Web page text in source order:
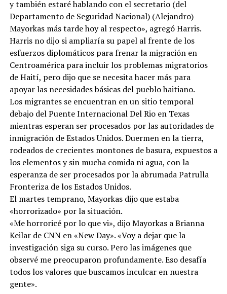
y también estaré hablando con el secretario (del
Departamento de Seguridad Nacional) (Alejandro)
Mayorkas más tarde hoy al respecto», agregó Harris.
Harris no dijo si ampliaría su papel al frente de los
esfuerzos diplomáticos para frenar la migración en
Centroamérica para incluir los problemas migratorios
de Haití, pero dijo que se necesita hacer más para
apoyar las necesidades básicas del pueblo haitiano.
Los migrantes se encuentran en un sitio temporal
debajo del Puente Internacional Del Rio en Texas
mientras esperan ser procesados ​​por las autoridades de
inmigración de Estados Unidos. Duermen en la tierra,
rodeados de crecientes montones de basura, expuestos a
los elementos y sin mucha comida ni agua, con la
esperanza de ser procesados ​​por la abrumada Patrulla
Fronteriza de los Estados Unidos.
El martes temprano, Mayorkas dijo que estaba
«horrorizado» por la situación.
«Me horroricé por lo que vi», dijo Mayorkas a Brianna
Keilar de CNN en «New Day». «Voy a dejar que la
investigación siga su curso. Pero las imágenes que
observé me preocuparon profundamente. Eso desafía
todos los valores que buscamos inculcar en nuestra
gente».